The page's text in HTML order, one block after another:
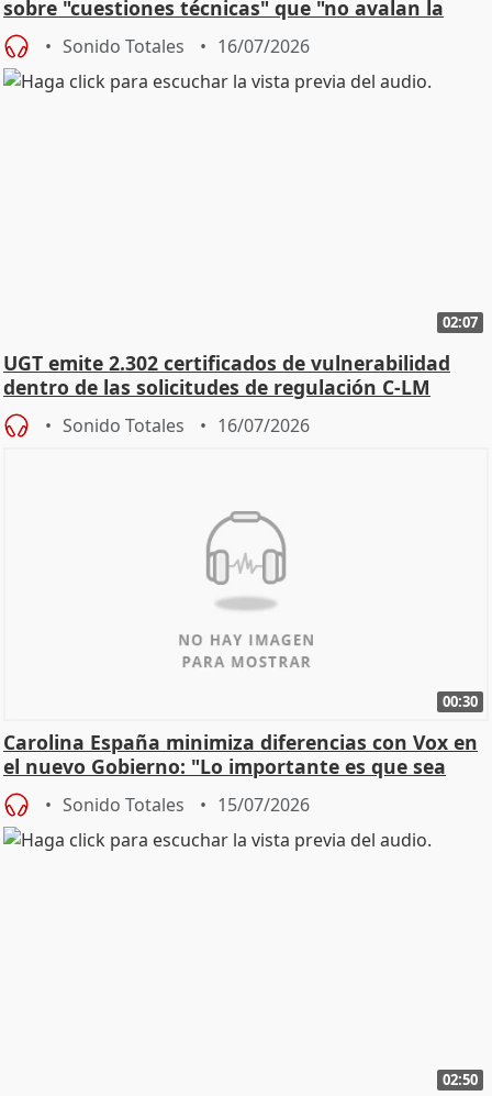
sobre "cuestiones técnicas" que "no avalan la
const
Sonido Totales 16/07/2026
02:07
UGT emite 2.302 certificados de vulnerabilidad
dentro de las solicitudes de regulación C-LM
Sonido Totales 16/07/2026
00:30
Carolina España minimiza diferencias con Vox en
el nuevo Gobierno: "Lo importante es que sea
una leg
Sonido Totales 15/07/2026
02:50